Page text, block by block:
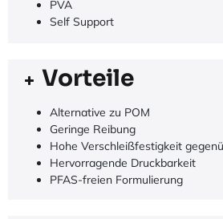
PVA
Self Support
Vorteile
Alternative zu POM
Geringe Reibung
Hohe Verschleißfestigkeit
Hervorragende Druckbarkeit
PFAS-freien Formulierung